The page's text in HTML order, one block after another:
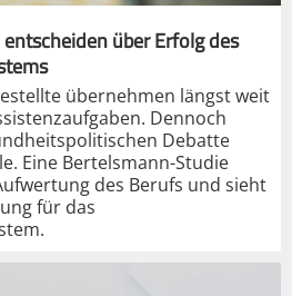
über Erfolg des
übernehmen längst weit
Dennoch
Debatte
Eine Bertelsmann-Studie
des Berufs und sieht
für das